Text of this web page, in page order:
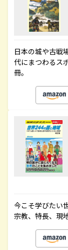
日本の城や古戦
代にまつわるス
冊。
今こそ学びたい
宗教、特長、現